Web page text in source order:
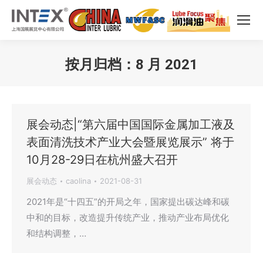
按月归档： 8 月 2021
展会动态|“第六届中国国际金属加工液及
表面清洗技术产业大会暨展览展示” 将于
10月28-29日在杭州盛大召开
展会动态 caolina 2021-08-31
2021年是“十四五”的开局之年，国家提出碳达峰和碳
中和的目标，改造提升传统产业，推动产业布局优化
和结构调整，…